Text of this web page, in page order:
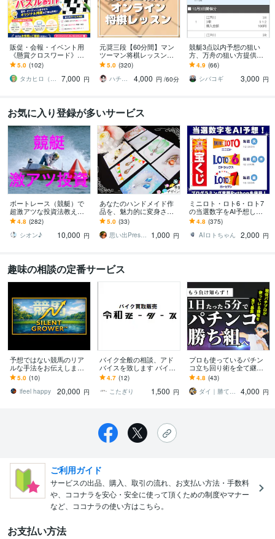
販促・会報・イベント用
《懸賞クロスワード》作
ります 実績100件+｜商用
利用OK。連載も特急もプ
ラチナ作家が対応
5.0 (102)
タカヒロ（クロスワード作家）
7,000 円
元奨三段【60分間】マン
ツーマン将棋レッスンし
ます 初心者大歓迎♪貴方
に寄り添った優しいレッ
スンで手助けします✨
5.0 (320)
ハチ☗【元奨三段】
4,000 円 /60分
競艇3点以内予想の狙い
方、万舟の狙い方提供し
ます 10/3 自己購入最高配
当10万舟 3点102620円的
中！
4.9 (66)
シバコギ
3,000 円
お気に入り登録が多いサービス
ボートレース（競艇）で
超激アツな投資法教えま
す 予想ではなく投資で
す。出走箱を見るだけ
で、秒殺で丸わかり！
4.8 (282)
シオン♪
10,000 円
あなたのハンドメイド作
品を、魅力的に変身させ
ます オリジナル受注も☆
【アクセサリー台紙／ハ
ンドメイド台紙】
5.0 (33)
思い出Presenter☆
1,000 円
ミニロト・ロト6・ロト7
の当選数字をAI予想しま
す プログラミング言語Pyt
honで当選数字をAIにて5
点予測
4.8 (375)
AIロトちゃん
2,000 円
趣味の相談の定番サービス
予想ではない競馬のリア
ルな手法をお伝えします
値下お盆sale予想より手法
です。株式投資への移行
のため販売
5.0 (10)
ifeel happy
20,000 円
バイク全般の相談、アド
バイスを致します バイク
への疑問、整備、整備、
名義変更、書類起こし
4.7 (12)
こたぎり
1,500 円
プロも使っているパチン
コ立ち回り術を全て継承
します ギャンブルは運だ
と思っていませんか？戦
略次第で攻略は可能です
4.8 (43)
ダイ｜勝てるパチンコ立ち回り案内人
4,000 円
ご利用ガイド
サービスの出品、購入、取引の流れ、お支払い方法・手数料
や、ココナラを安心・安全に使って頂くための制度やマナー
など、ココナラの使い方はこちら。
お支払い方法